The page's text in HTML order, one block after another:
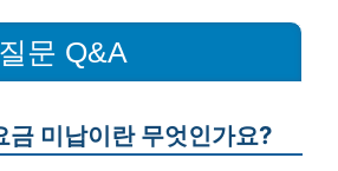
문 Q&A
금 미납이란 무엇인가요?